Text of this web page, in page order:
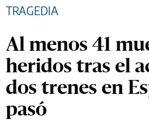
TRAGEDIA
Al menos 41
heridos tras el
dos trenes en
pasó